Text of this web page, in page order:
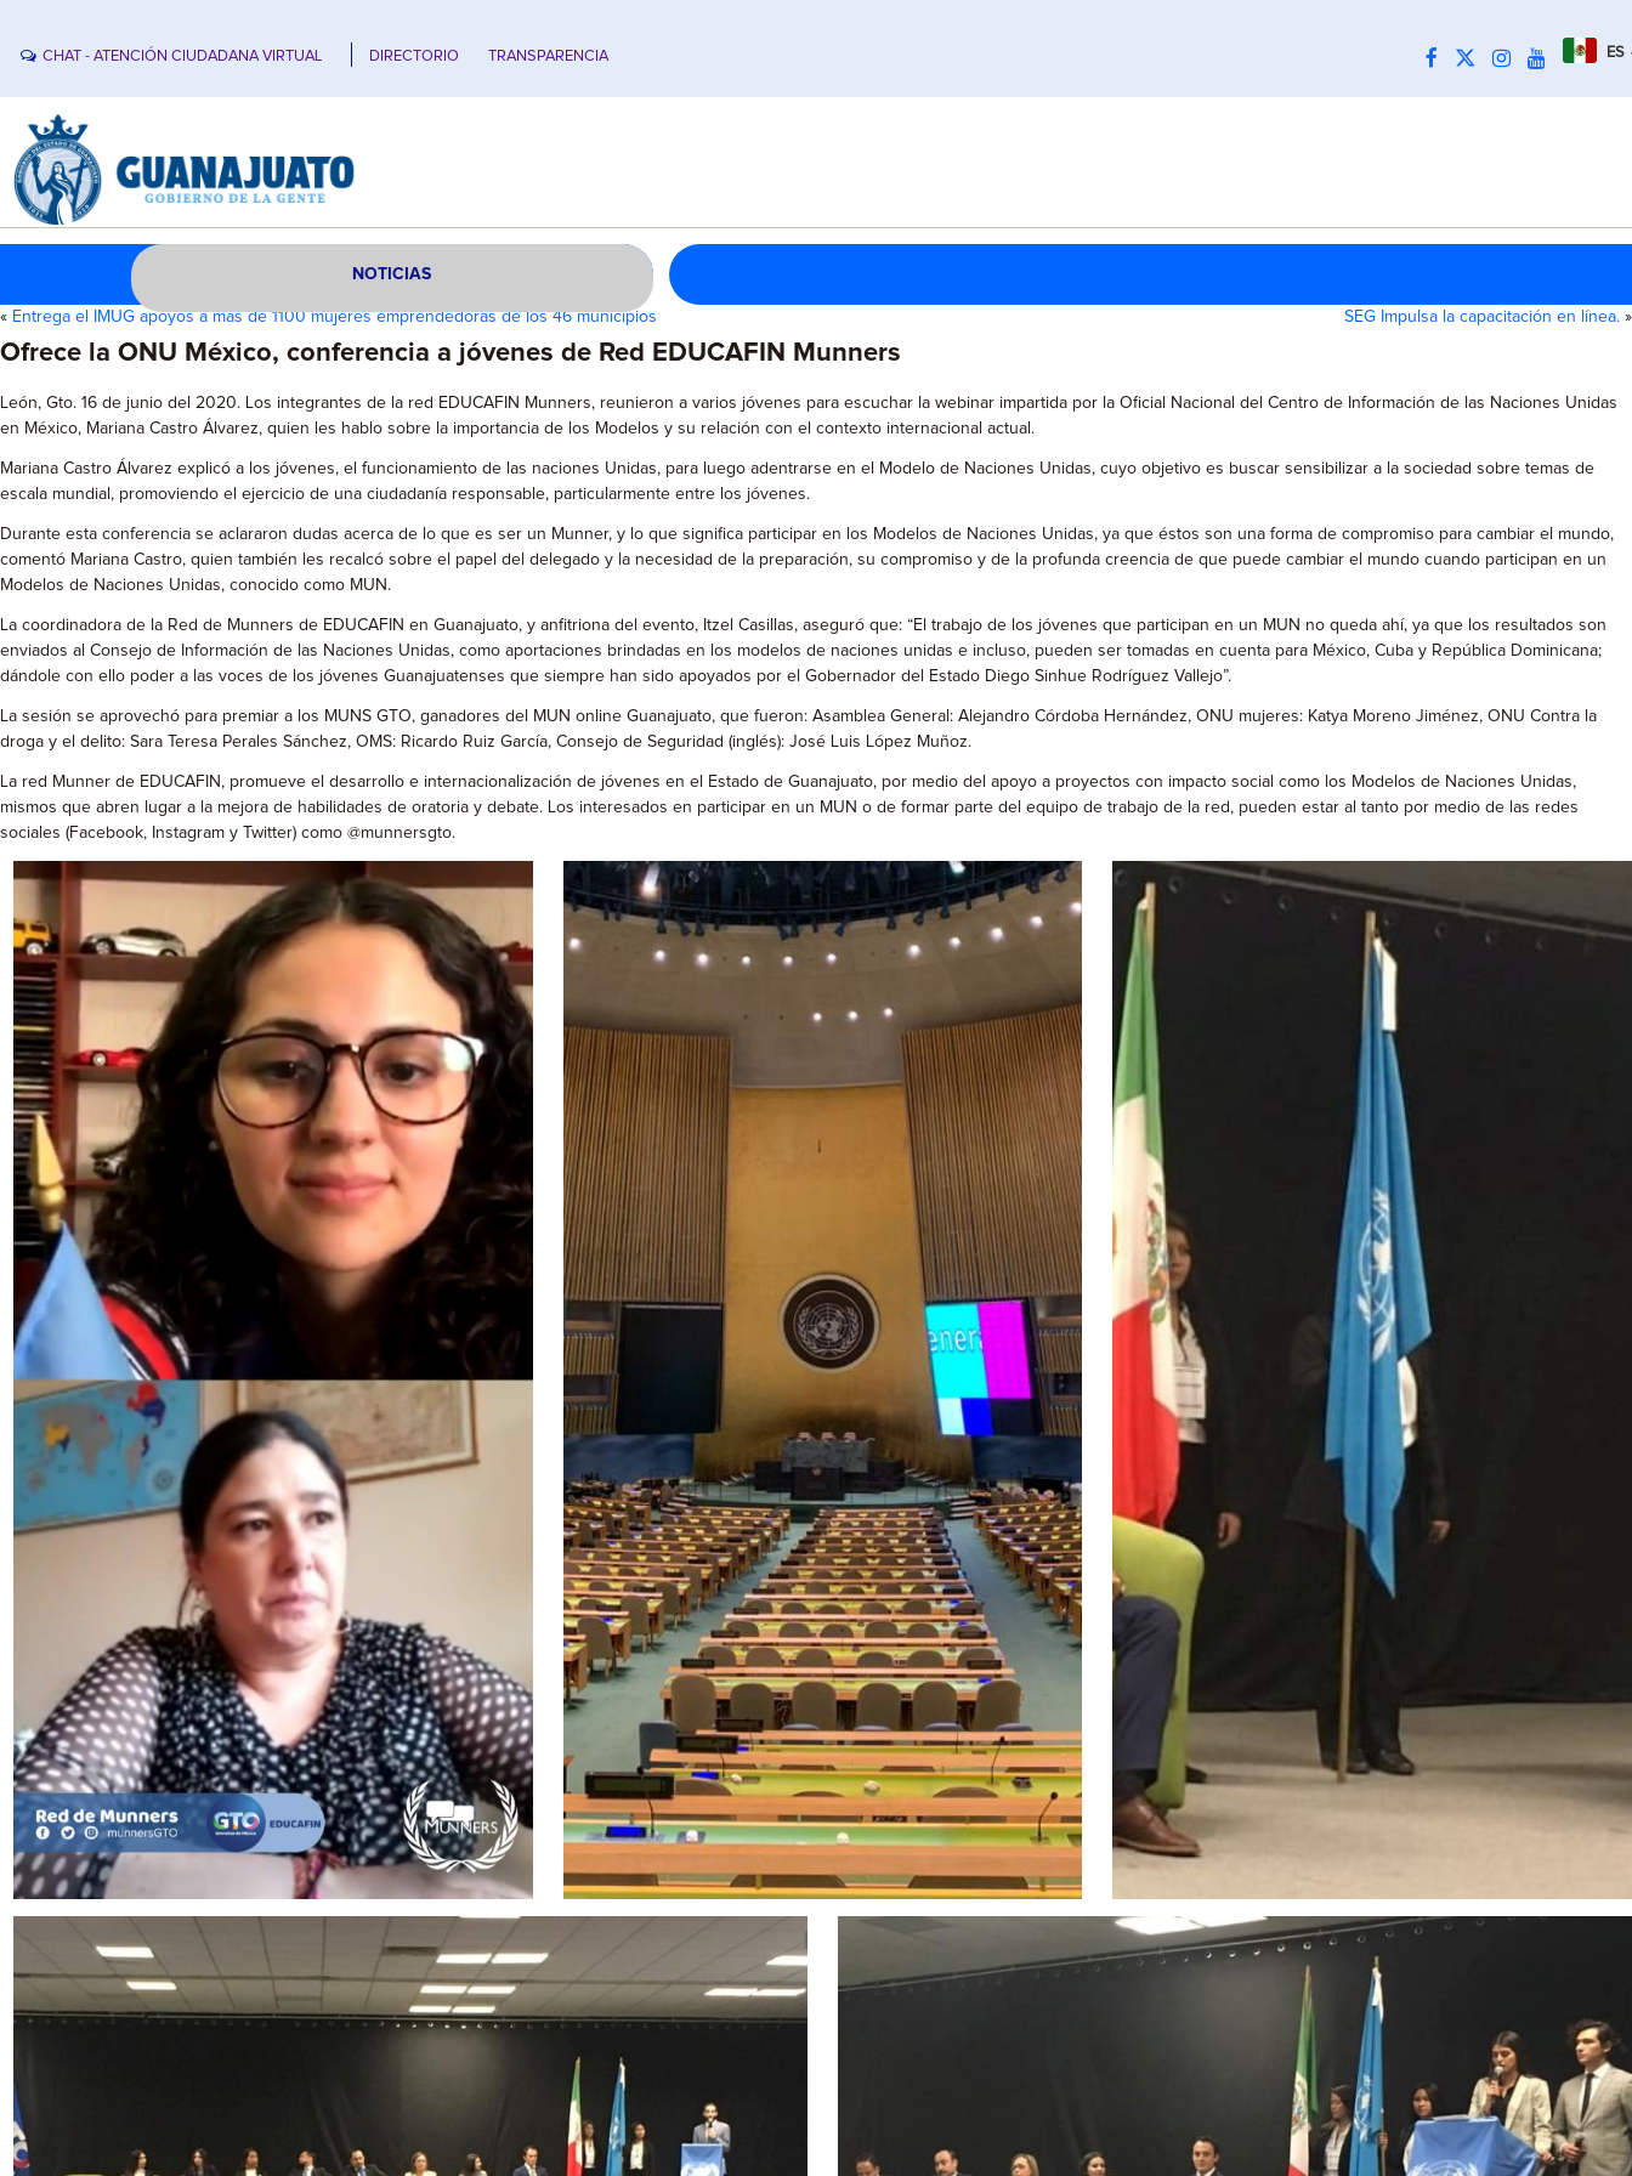
CHAT - ATENCIÓN CIUDADANA VIRTUAL DIRECTORIO TRANSPARENCIA ES
NOTICIAS
« Entrega el IMUG apoyos a más de 1100 mujeres emprendedoras de los 46 municipios SEG Impulsa la capacitación en línea. »
Ofrece la ONU México, conferencia a jóvenes de Red EDUCAFIN Munners
León, Gto. 16 de junio del 2020. Los integrantes de la red EDUCAFIN Munners, reunieron a varios jóvenes para escuchar la webinar impartida por la Oficial Nacional del Centro de Información de las Naciones Unidas
en México, Mariana Castro Álvarez, quien les hablo sobre la importancia de los Modelos y su relación con el contexto internacional actual.
Mariana Castro Álvarez explicó a los jóvenes, el funcionamiento de las naciones Unidas, para luego adentrarse en el Modelo de Naciones Unidas, cuyo objetivo es buscar sensibilizar a la sociedad sobre temas de
escala mundial, promoviendo el ejercicio de una ciudadanía responsable, particularmente entre los jóvenes.
Durante esta conferencia se aclararon dudas acerca de lo que es ser un Munner, y lo que significa participar en los Modelos de Naciones Unidas, ya que éstos son una forma de compromiso para cambiar el mundo,
comentó Mariana Castro, quien también les recalcó sobre el papel del delegado y la necesidad de la preparación, su compromiso y de la profunda creencia de que puede cambiar el mundo cuando participan en un
Modelos de Naciones Unidas, conocido como MUN.
La coordinadora de la Red de Munners de EDUCAFIN en Guanajuato, y anfitriona del evento, Itzel Casillas, aseguró que: “El trabajo de los jóvenes que participan en un MUN no queda ahí, ya que los resultados son
enviados al Consejo de Información de las Naciones Unidas, como aportaciones brindadas en los modelos de naciones unidas e incluso, pueden ser tomadas en cuenta para México, Cuba y República Dominicana;
dándole con ello poder a las voces de los jóvenes Guanajuatenses que siempre han sido apoyados por el Gobernador del Estado Diego Sinhue Rodríguez Vallejo”.
La sesión se aprovechó para premiar a los MUNS GTO, ganadores del MUN online Guanajuato, que fueron: Asamblea General: Alejandro Córdoba Hernández, ONU mujeres: Katya Moreno Jiménez, ONU Contra la
droga y el delito: Sara Teresa Perales Sánchez, OMS: Ricardo Ruiz García, Consejo de Seguridad (inglés): José Luis López Muñoz.
La red Munner de EDUCAFIN, promueve el desarrollo e internacionalización de jóvenes en el Estado de Guanajuato, por medio del apoyo a proyectos con impacto social como los Modelos de Naciones Unidas,
mismos que abren lugar a la mejora de habilidades de oratoria y debate. Los interesados en participar en un MUN o de formar parte del equipo de trabajo de la red, pueden estar al tanto por medio de las redes
sociales (Facebook, Instagram y Twitter) como @munnersgto.